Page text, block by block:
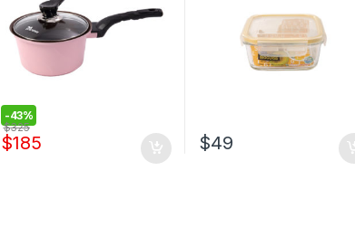
-43%
$185
$325
$49